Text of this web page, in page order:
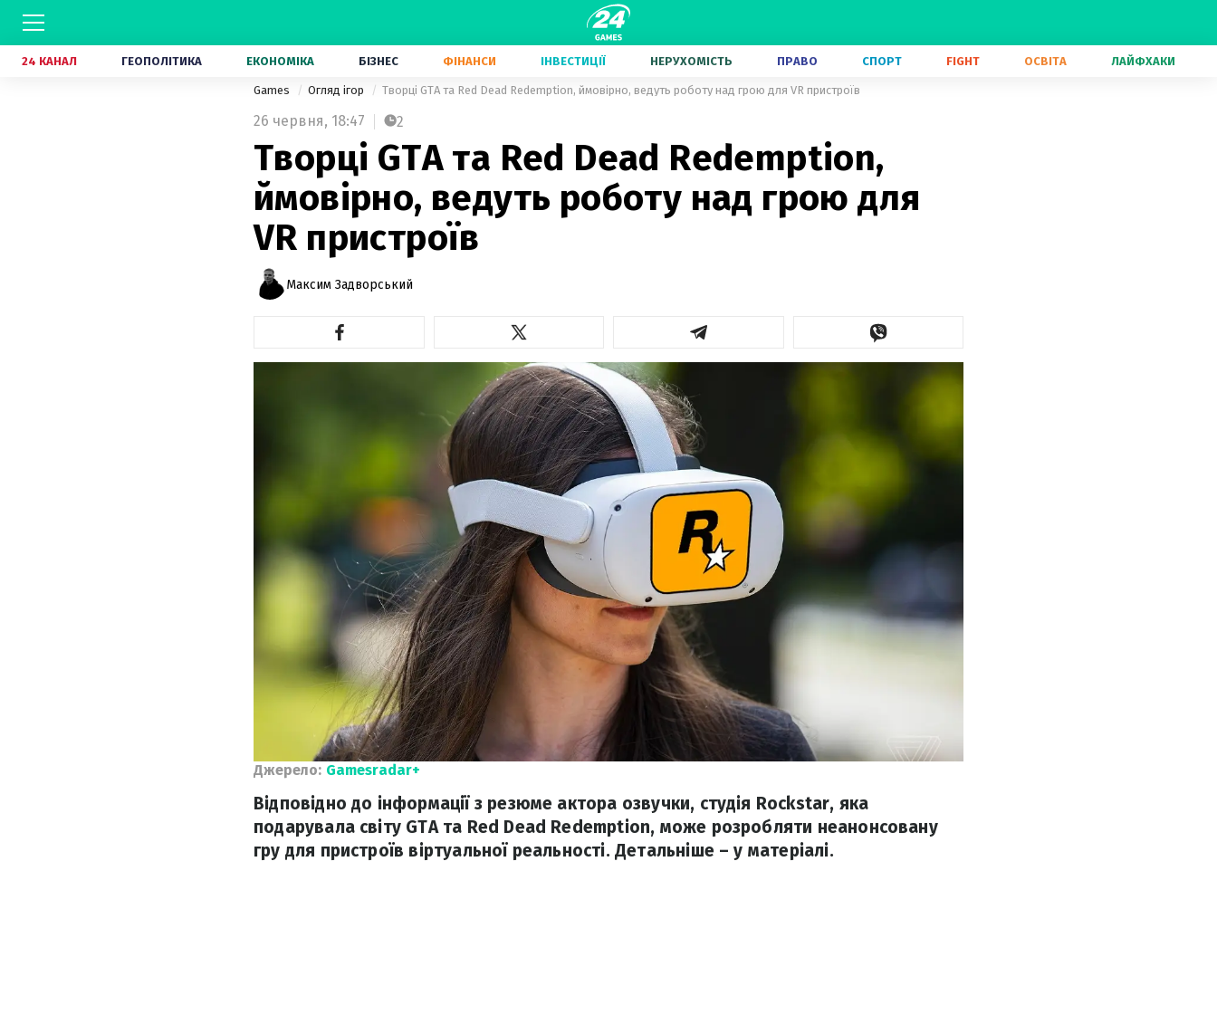
24 КАНАЛ ГЕОПОЛІТИКА ЕКОНОМІКА БІЗНЕС ФІНАНСИ ІНВЕСТИЦІЇ НЕРУХОМІСТЬ ПРАВО СПОРТ FIGHT ОСВІТА ЛАЙФХАКИ
Games Огляд ігор Творці GTA та Red Dead Redemption, ймовірно, ведуть роботу над грою для VR пристроїв
26 червня, 18:47 2
Творці GTA та Red Dead Redemption,
ймовірно, ведуть роботу над грою для
VR пристроїв
Максим Задворський
Джерело: Gamesradar+
Відповідно до інформації з резюме актора озвучки, студія Rockstar, яка
подарувала світу GTA та Red Dead Redemption, може розробляти неанонсовану
гру для пристроїв віртуальної реальності. Детальніше – у матеріалі.